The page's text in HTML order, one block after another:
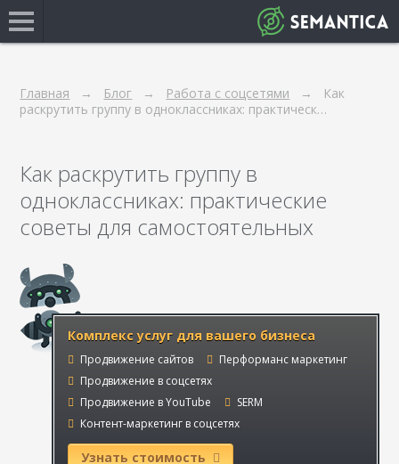
Главная Блог Работа с соцсетями
Как
раскрутить группу в одноклассниках: практическ…
Как раскрутить группу в
одноклассниках: практические
советы для самостоятельных
Комплекс услуг для вашего бизнеса
Продвижение сайтов
Перформанс маркетинг
Продвижение в соцсетях
Продвижение в YouTube
SERM
Контент-маркетинг в соцсетях
Узнать стоимость